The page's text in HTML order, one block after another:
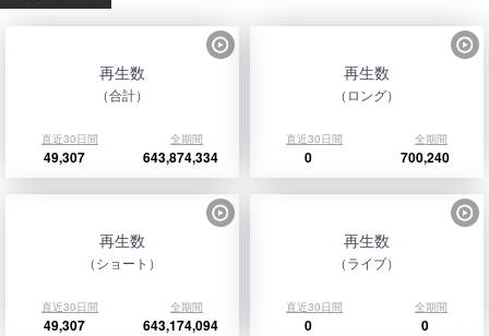
再生数
（合計）
直近30日間 全期間
49,307 643,874,334
再生数
（ロング）
直近30日間 全期間
0 700,240
再生数
（ショート）
直近30日間 全期間
49,307 643,174,094
再生数
（ライブ）
直近30日間 全期間
0 0